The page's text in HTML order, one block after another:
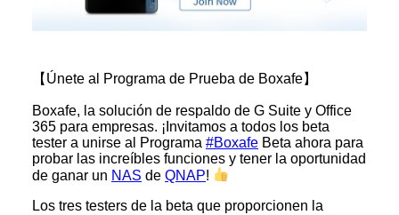
【Únete al Programa de Prueba de Boxafe】
Boxafe, la solución de respaldo de G Suite y Office
365 para empresas. ¡Invitamos a todos los beta
tester a unirse al Programa #Boxafe Beta ahora para
probar las increíbles funciones y tener la oportunidad
de ganar un NAS de QNAP!
Los tres testers de la beta que proporcionen la